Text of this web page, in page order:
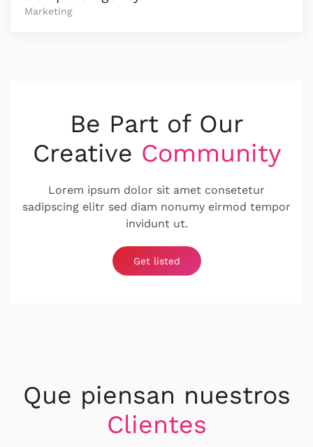
Marketing
Be Part of Our
Creative Community
Lorem ipsum dolor sit amet consetetur
sadipscing elitr sed diam nonumy eirmod tempor
invidunt ut.
Get listed
Que piensan nuestros
Clientes